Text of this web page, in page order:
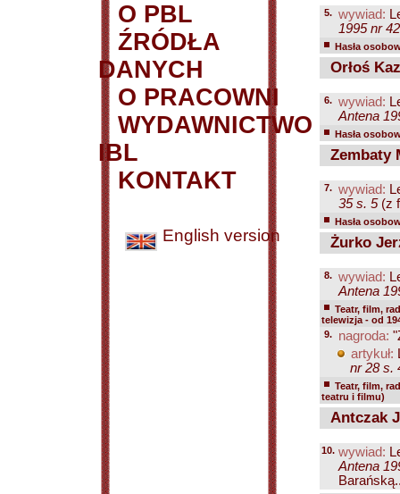
O PBL
ŹRÓDŁA
DANYCH
O PRACOWNI
WYDAWNICTWO
IBL
KONTAKT
English version
5. wywiad:
1995 nr
Hasła
Orłoś
6. wywiad:
Antena
Hasła
Zembaty
7. wywiad:
35 s. 5(z
Hasła
Żurko
8. wywiad:
Antena
Teatr, film,
telewizja - od
9.
nagroda:
artykuł:
nr 28 s.
Teatr, film,
teatru i filmu)
Antczak
10. wywiad:
Antena